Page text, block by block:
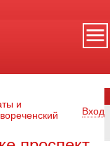
и
Вход